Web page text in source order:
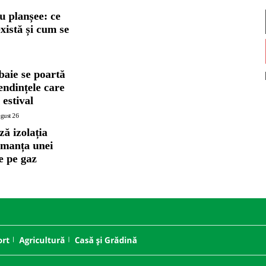
planșee: ce
și cum se
se poartă
care
estival
26
izolația
unei
pe gaz
Agricultură Casă și Grădină